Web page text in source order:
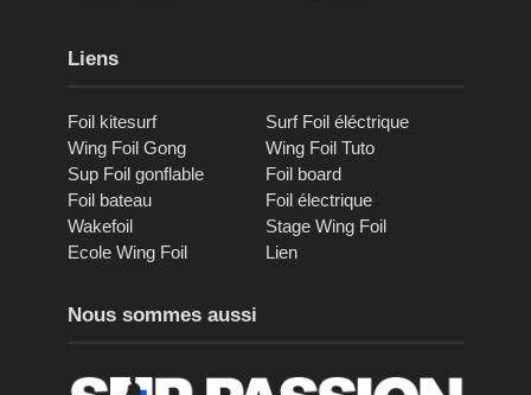
Liens
Foil kitesurf
Surf Foil éléctrique
Wing Foil Gong
Wing Foil Tuto
Sup Foil gonflable
Foil board
Foil bateau
Foil électrique
Wakefoil
Stage Wing Foil
Ecole Wing Foil
Lien
Nous sommes aussi